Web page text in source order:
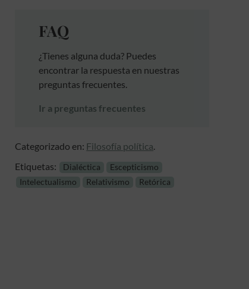
FAQ
¿Tienes alguna duda? Puedes
encontrar la respuesta en nuestras
preguntas frecuentes.
Ir a preguntas frecuentes
Categorizado en: Filosofía política.
Etiquetas:
Dialéctica
Escepticismo
Intelectualismo
Relativismo Retórica